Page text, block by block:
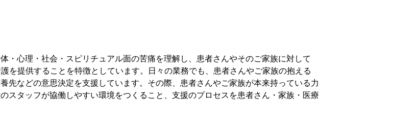
・心理・社会・スピリチュアル面の苦痛を理解し、患者さんやそのご家族に対して
を提供することを特徴としています。日々の業務でも、患者さんやご家族の抱える
先などの意思決定を支援しています。その際、患者さんやご家族が本来持っている力
スタッフが協働しやすい環境をつくること、支援のプロセスを患者さん・家族・医療